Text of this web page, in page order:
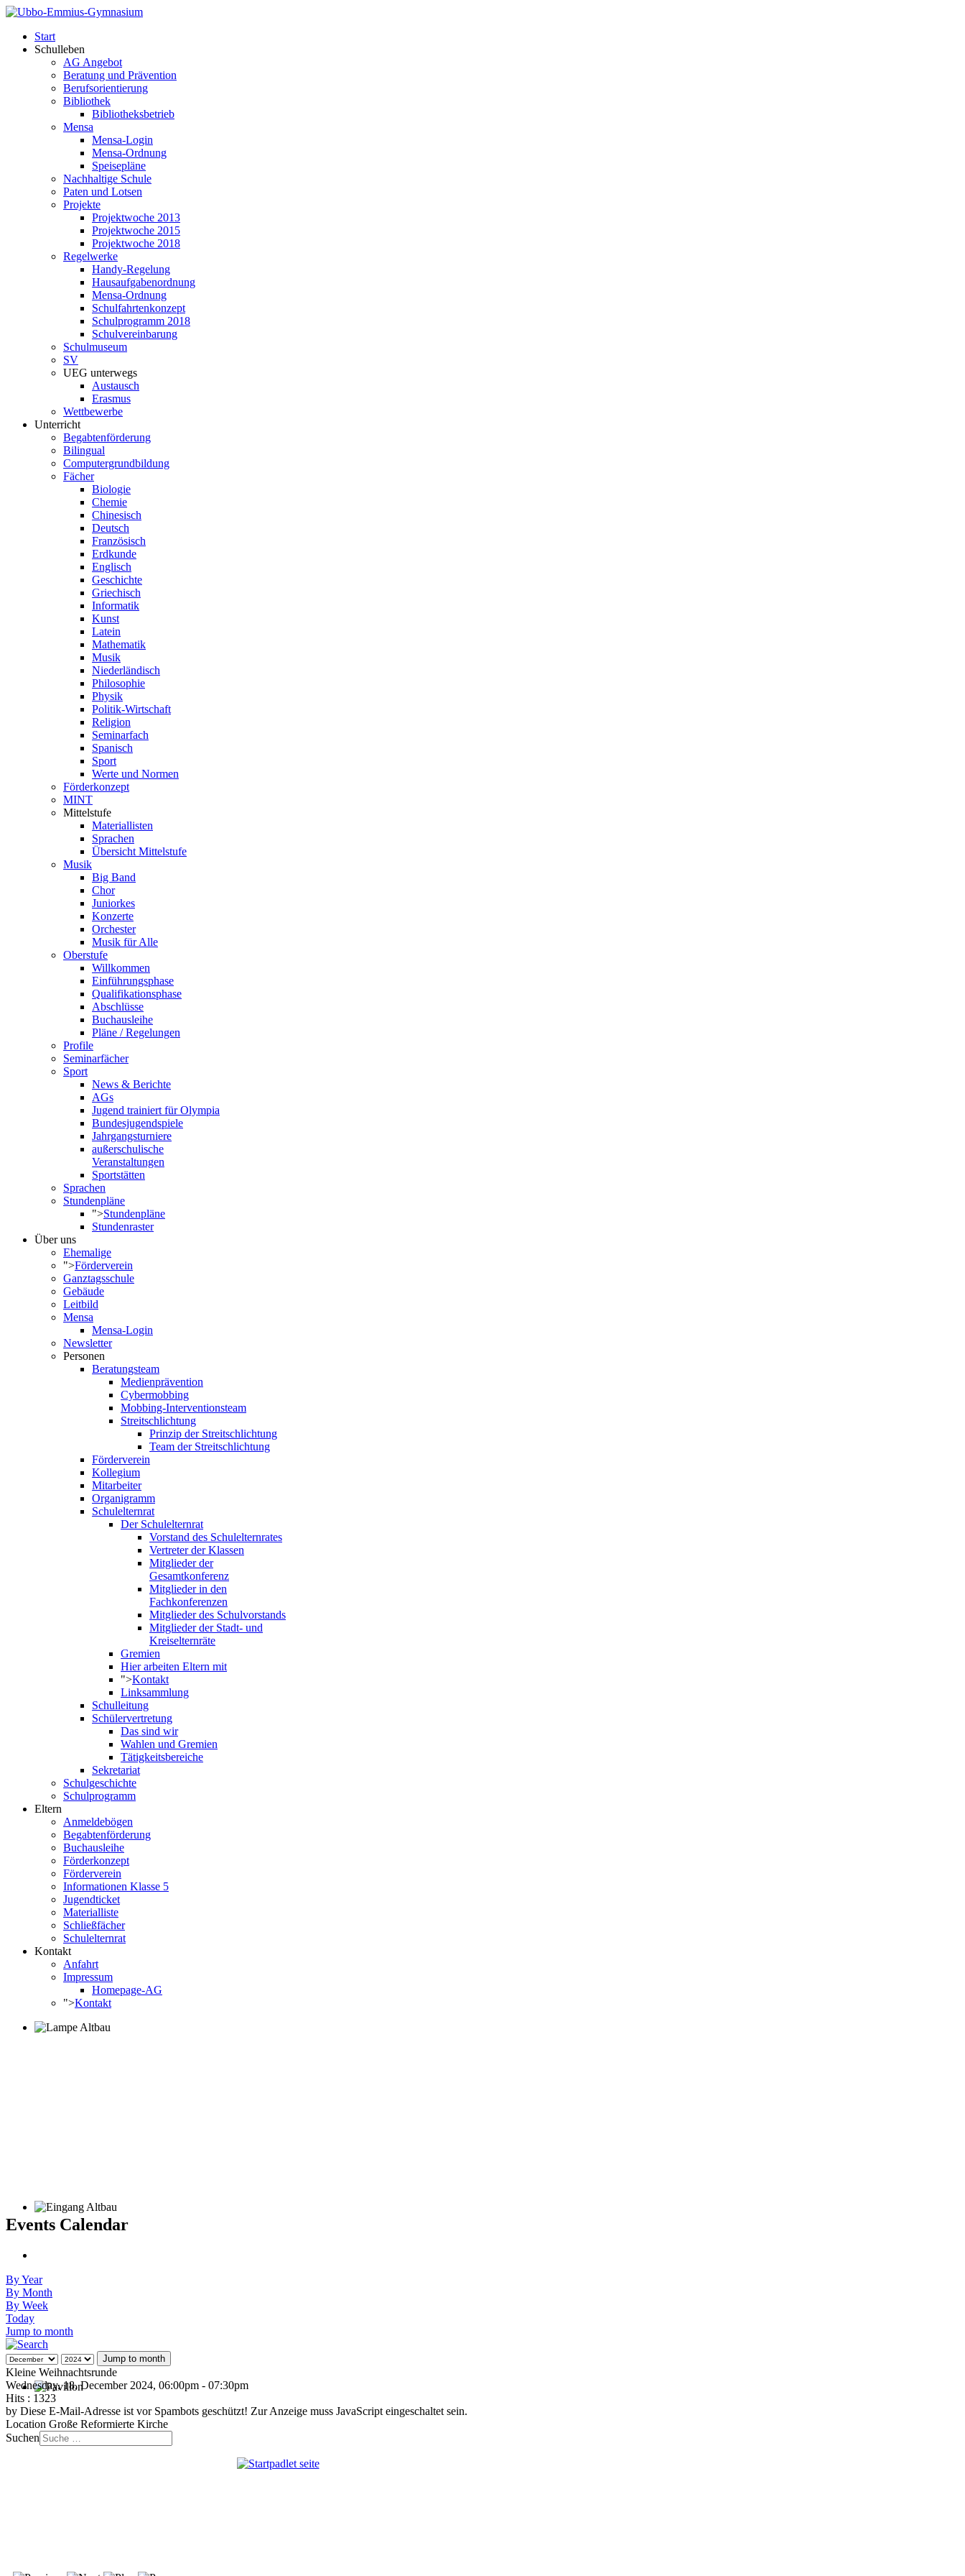
Start
Schulleben
AG Angebot
Beratung und Prävention
Berufsorientierung
Bibliothek
Bibliotheksbetrieb
Mensa
Mensa-Login
Mensa-Ordnung
Speisepläne
Nachhaltige Schule
Paten und Lotsen
Projekte
Projektwoche 2013
Projektwoche 2015
Projektwoche 2018
Regelwerke
Handy-Regelung
Hausaufgabenordnung
Mensa-Ordnung
Schulfahrtenkonzept
Schulprogramm 2018
Schulvereinbarung
Schulmuseum
SV
UEG unterwegs
Austausch
Erasmus
Wettbewerbe
Unterricht
Begabtenförderung
Bilingual
Computergrundbildung
Fächer
Biologie
Chemie
Chinesisch
Deutsch
Französisch
Erdkunde
Englisch
Geschichte
Griechisch
Informatik
Kunst
Latein
Mathematik
Musik
Niederländisch
Philosophie
Physik
Politik-Wirtschaft
Religion
Seminarfach
Spanisch
Sport
Werte und Normen
Förderkonzept
MINT
Mittelstufe
Materiallisten
Sprachen
Übersicht Mittelstufe
Musik
Big Band
Chor
Juniorkes
Konzerte
Orchester
Musik für Alle
Oberstufe
Willkommen
Einführungsphase
Qualifikationsphase
Abschlüsse
Buchausleihe
Pläne / Regelungen
Profile
Seminarfächer
Sport
News & Berichte
AGs
Jugend trainiert für Olympia
Bundesjugendspiele
Jahrgangsturniere
außerschulische
Veranstaltungen
Sportstätten
Sprachen
Stundenpläne
">Stundenpläne
Stundenraster
Über uns
Ehemalige
">Förderverein
Ganztagsschule
Gebäude
Leitbild
Mensa
Mensa-Login
Newsletter
Personen
Beratungsteam
Medienprävention
Cybermobbing
Mobbing-Interventionsteam
Streitschlichtung
Prinzip der Streitschlichtung
Team der Streitschlichtung
Förderverein
Kollegium
Mitarbeiter
Organigramm
Schulelternrat
Der Schulelternrat
Vorstand des Schulelternrates
Vertreter der Klassen
Mitglieder der
Gesamtkonferenz
Mitglieder in den
Fachkonferenzen
Mitglieder des Schulvorstands
Mitglieder der Stadt- und
Kreiselternräte
Gremien
Hier arbeiten Eltern mit
">Kontakt
Linksammlung
Schulleitung
Schülervertretung
Das sind wir
Wahlen und Gremien
Tätigkeitsbereiche
Sekretariat
Schulgeschichte
Schulprogramm
Eltern
Anmeldebögen
Begabtenförderung
Buchausleihe
Förderkonzept
Förderverein
Informationen Klasse 5
Jugendticket
Materialliste
Schließfächer
Schulelternrat
Kontakt
Anfahrt
Impressum
Homepage-AG
">Kontakt
Events Calendar
By Year
By Month
By Week
Today
Jump to month
Jump to month
Kleine Weihnachtsrunde
Wednesday, 18. December 2024, 06:00pm - 07:30pm
Hits : 1323
by Diese E-Mail-Adresse ist vor Spambots geschützt! Zur Anzeige muss JavaScript eingeschaltet sein.
Location Große Reformierte Kirche
Suchen